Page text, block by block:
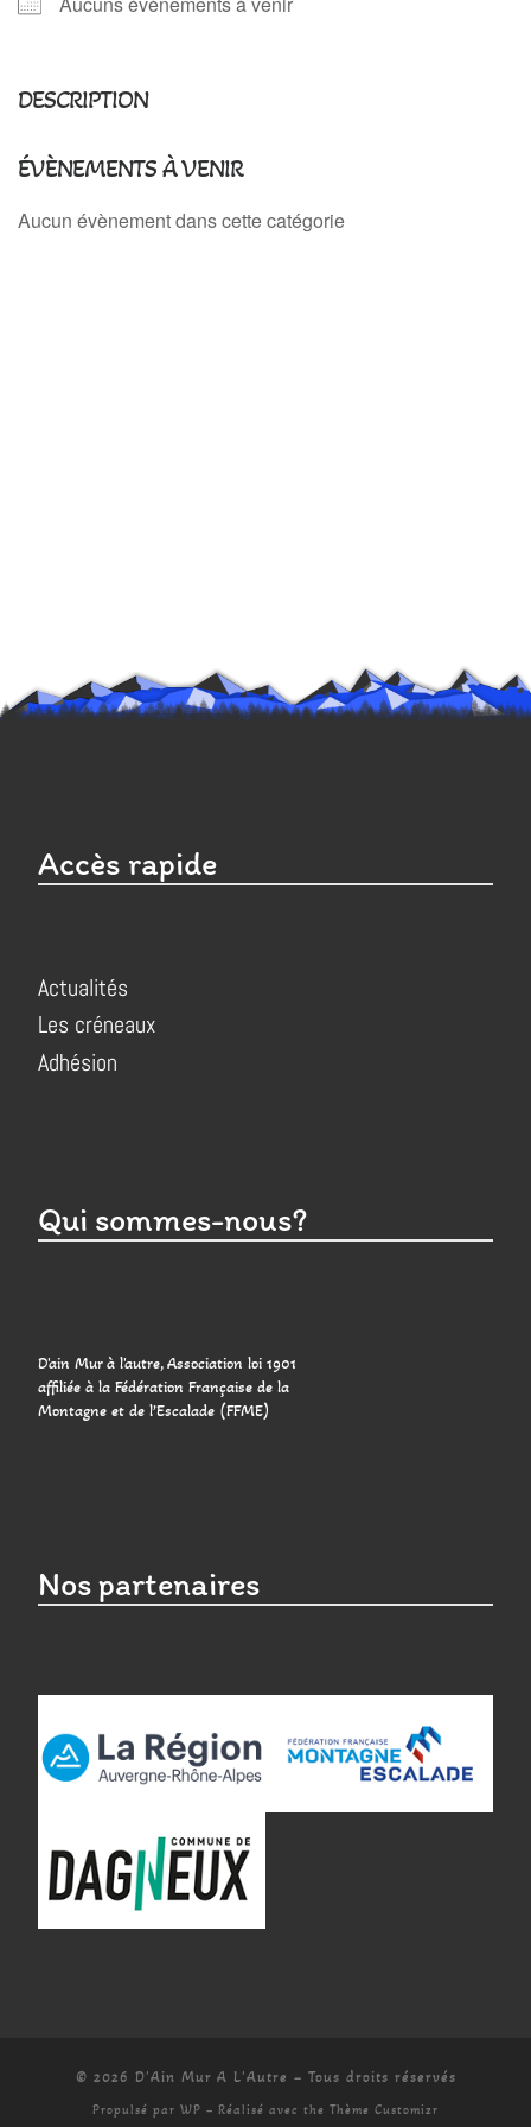
DESCRIPTION
ÉVÈNEMENTS À VENIR
Aucun évènement dans cette catégorie
Accès rapide
Actualités
Les créneaux
Adhésion
Qui sommes-nous?
D'ain Mur à l'autre, Association loi 1901
affiliée à la Fédération Française de la
Montagne et de l’Escalade (FFME)
Nos partenaires
© 2026 D'Ain Mur A L'Autre – Tous droits réservés
Propulsé par WP – Réalisé avec the Thème Customizr